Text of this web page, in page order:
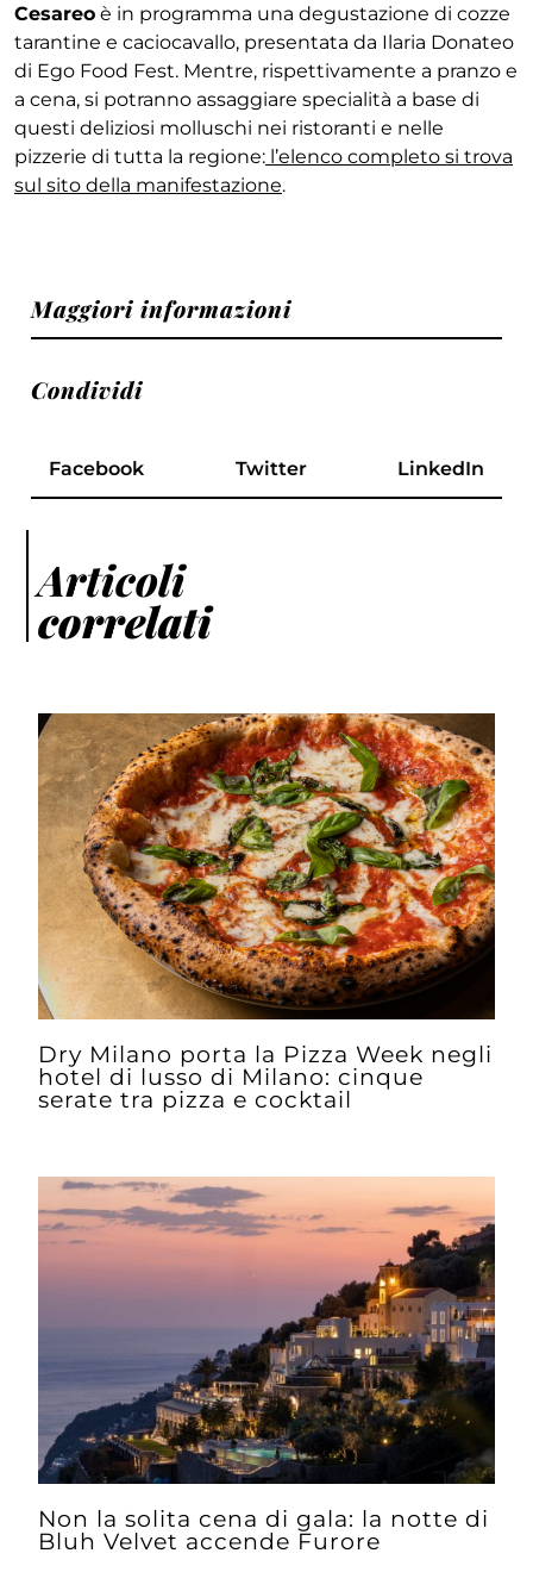
Cesareo è in programma una degustazione di cozze
tarantine e caciocavallo, presentata da Ilaria Donateo
di Ego Food Fest. Mentre, rispettivamente a pranzo e
a cena, si potranno assaggiare specialità a base di
questi deliziosi molluschi nei ristoranti e nelle
pizzerie di tutta la regione: l’elenco completo si trova
sul sito della manifestazione.
Maggiori informazioni
Condividi
Facebook Twitter LinkedIn
Articoli
correlati
Dry Milano porta la Pizza Week negli
hotel di lusso di Milano: cinque
serate tra pizza e cocktail
Non la solita cena di gala: la notte di
Bluh Velvet accende Furore